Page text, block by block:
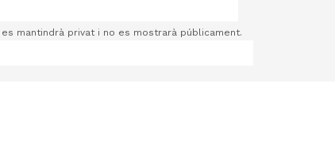
mantindrà privat i no es mostrarà públicament.